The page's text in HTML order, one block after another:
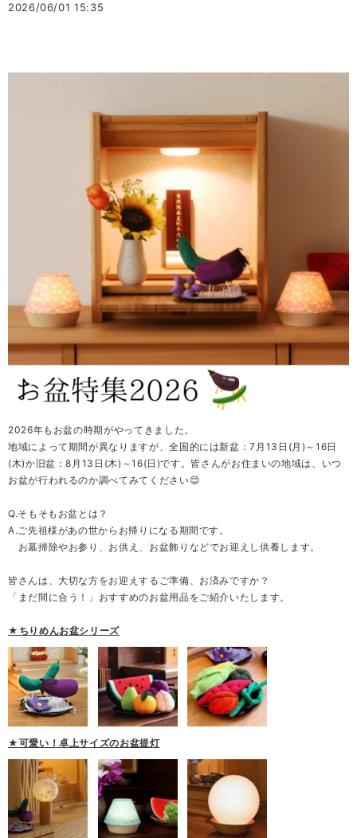
2026/06/01 15:35
2026年もお盆の時期がやってきました。
地域によって期間が異なりますが、全国的には新盆：7月13日(月)～16日
(木)か旧盆：8月13日(木)～16(日)です。皆さんがお住まいの地域は、いつ
お盆が行われるのか調べてみてください😊
Q.そもそもお盆とは？
A.ご先祖様があの世からお帰りになる期間です。
お墓掃除やお参り、お供え、お盆飾りなどでお迎えし供養します。
皆さんは、大切な方をお迎えするご準備、お済みですか？
「まだ間に合う！」おすすめのお盆用品をご紹介いたします。
★ちりめんお盆シリーズ
★可愛い！卓上サイズのお盆提灯